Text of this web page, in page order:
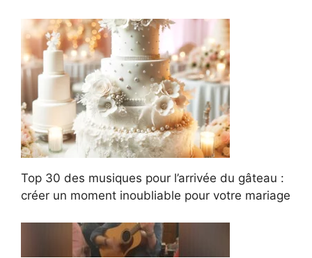
Top 30 des musiques pour l’arrivée du gâteau :
créer un moment inoubliable pour votre mariage